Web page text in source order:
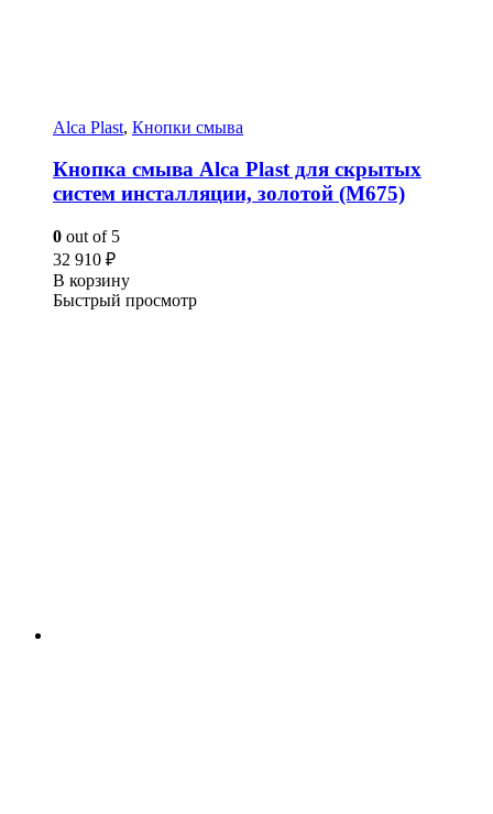
Alca Plast, Кнопки смыва
Кнопка смыва Alca Plast для скрытых
систем инсталляции, золотой (M675)
0 out of 5
32 910 ₽
В корзину
Быстрый просмотр